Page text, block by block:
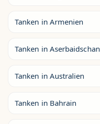
Tanken in Armenien
Tanken in Aserbaidschan
Tanken in Australien
Tanken in Bahrain